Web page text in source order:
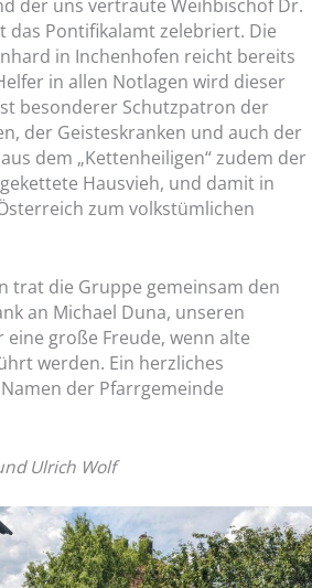
der uns vertraute Weihbischof Dr.
das Pontifikalamt zelebriert. Die
in Inchenhofen reicht bereits
in allen Notlagen wird dieser
besonderer Schutzpatron der
der Geisteskranken und auch der
dem „Kettenheiligen“ zudem der
Hausvieh, und damit in
zum volkstümlichen
trat die Gruppe gemeinsam den
an Michael Duna, unseren
große Freude, wenn alte
werden. Ein herzliches
der Pfarrgemeinde
Ulrich Wolf